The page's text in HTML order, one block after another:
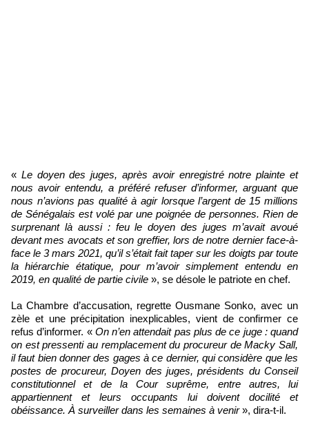
« Le doyen des juges, après avoir enregistré notre plainte et
nous avoir entendu, a préféré refuser d’informer, arguant que
nous n’avions pas qualité à agir lorsque l’argent de 15 millions
de Sénégalais est volé par une poignée de personnes. Rien de
surprenant là aussi : feu le doyen des juges m’avait avoué
devant mes avocats et son greffier, lors de notre dernier face-à-
face le 3 mars 2021, qu’il s’était fait taper sur les doigts par toute
la hiérarchie étatique, pour m’avoir simplement entendu en
2019, en qualité de partie civile », se désole le patriote en chef.
La Chambre d’accusation, regrette Ousmane Sonko, avec un
zèle et une précipitation inexplicables, vient de confirmer ce
refus d’informer. « On n’en attendait pas plus de ce juge : quand
on est pressenti au remplacement du procureur de Macky Sall,
il faut bien donner des gages à ce dernier, qui considère que les
postes de procureur, Doyen des juges, présidents du Conseil
constitutionnel et de la Cour suprême, entre autres, lui
appartiennent et leurs occupants lui doivent docilité et
obéissance. À surveiller dans les semaines à venir», dira-t-il.